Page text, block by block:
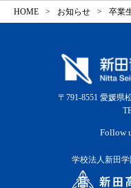
HOME お知らせ 卒業
〒791-8551 愛媛県
Follow
学校法人新田学